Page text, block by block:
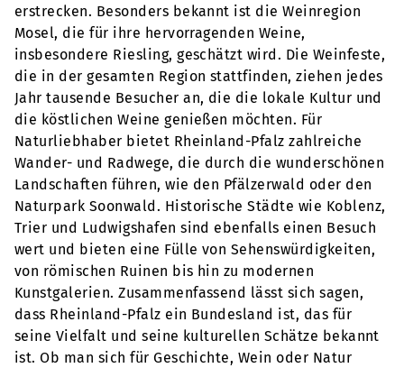
erstrecken. Besonders bekannt ist die Weinregion
Mosel, die für ihre hervorragenden Weine,
insbesondere Riesling, geschätzt wird. Die Weinfeste,
die in der gesamten Region stattfinden, ziehen jedes
Jahr tausende Besucher an, die die lokale Kultur und
die köstlichen Weine genießen möchten. Für
Naturliebhaber bietet Rheinland-Pfalz zahlreiche
Wander- und Radwege, die durch die wunderschönen
Landschaften führen, wie den Pfälzerwald oder den
Naturpark Soonwald. Historische Städte wie Koblenz,
Trier und Ludwigshafen sind ebenfalls einen Besuch
wert und bieten eine Fülle von Sehenswürdigkeiten,
von römischen Ruinen bis hin zu modernen
Kunstgalerien. Zusammenfassend lässt sich sagen,
dass Rheinland-Pfalz ein Bundesland ist, das für
seine Vielfalt und seine kulturellen Schätze bekannt
ist. Ob man sich für Geschichte, Wein oder Natur